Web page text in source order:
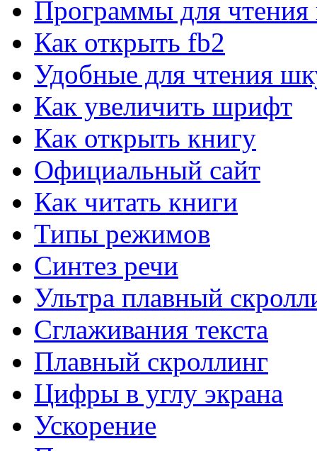
Speccy для Windows
Определения информации о системе и компьютере
PerformanceTest для Windows
Тестирование всех компонентов компьютера.
CrystalDiskInfo для Windows
CrystalDiskInfo - информация о жёстком диске.
SIW для Windows
AS SSD benchmark для Windows
AS SSD Benchmark измерит скорость SSD диска.
EVEREST Ultimate Edition...
Сведения об установленном процессоре.
Программы для чтения
Как открыть fb2
Удобные для чтения
Как увеличить шрифт
Как открыть книгу
Официальный сайт
Как читать книги
Типы режимов
Синтез речи
Ультра плавный
Сглаживания текста
Плавный скроллинг
Цифры в углу экрана
Ускорение